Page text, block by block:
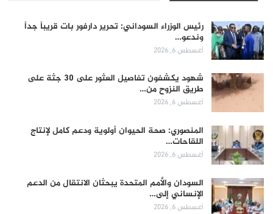
رئيس الوزراء السوداني: تحرير دارفور بات قريباً جداً
وندعو…
أغسطس 6, 2026
شهود يكشفون تفاصيل العثور على 30 جثة على
طريق النزوح من…
أغسطس 6, 2026
المنصوري: صحة الحيوان أولوية ودعم كامل لإنتاج
اللقاحات…
أغسطس 6, 2026
السودان والأمم المتحدة يبحثان الانتقال من الدعم
الإنساني إلى…
أغسطس 6, 2026